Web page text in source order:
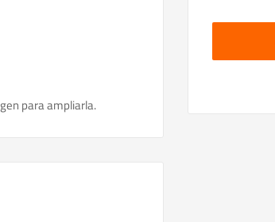
para ampliarla.